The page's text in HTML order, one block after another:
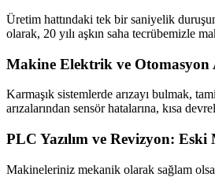
Üretim hattındaki tek bir saniyelik
olarak, 20 yılı aşkın saha tecrübemizle
Makine Elektrik ve Otomasyon
Karmaşık sistemlerde arızayı bulmak,
arızalarından sensör hatalarına, kısa
PLC Yazılım ve Revizyon:
Makineleriniz mekanik olarak sağlam